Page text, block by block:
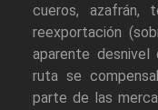
cueros, azafrán,
reexportación
aparente
ruta se
parte de las